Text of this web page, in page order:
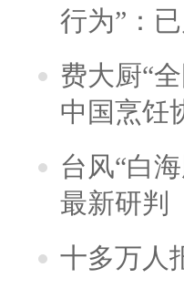
行为”：
费大厨“
中国烹饪
台风“白
最新研判
十多万人